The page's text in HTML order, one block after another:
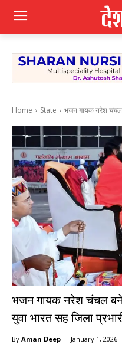
Home State भजन गायक नरेश चंचल
भजन गायक नरेश चंचल बने
युवा भारत सह जिला
By Aman Deep - January 1, 2026